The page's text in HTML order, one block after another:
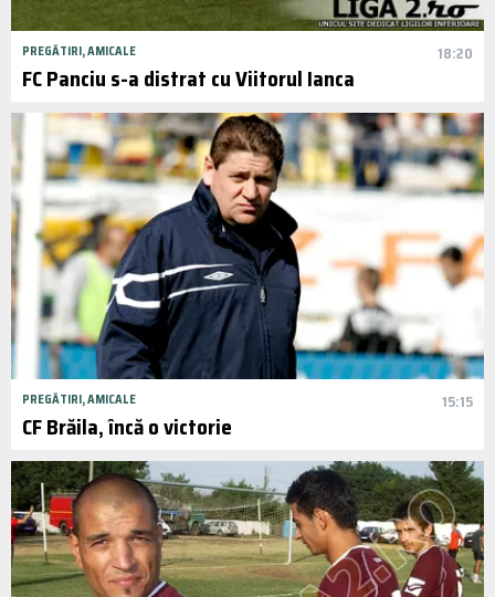
PREGĂTIRI, AMICALE 18:20
FC Panciu s-a distrat cu Viitorul Ianca
PREGĂTIRI, AMICALE 15:15
CF Brăila, încă o victorie